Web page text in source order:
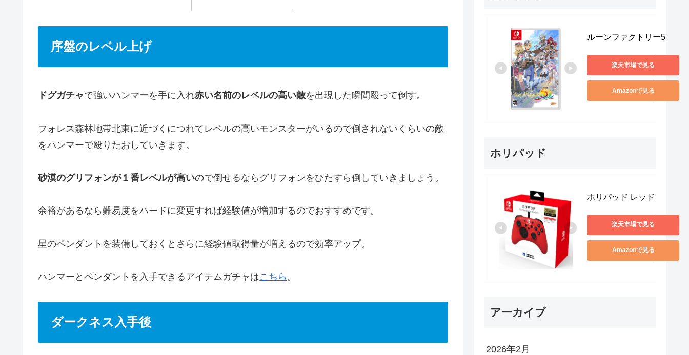
序盤のレベル上げ
ドグガチャで強いハンマーを手に入れ赤い名前のレベルの高い敵を出現した瞬間殴って倒す。
フォレス森林地帯北東に近づくにつれてレベルの高いモンスターがいるので倒されないくらいの敵
をハンマーで殴りたおしていきます。
砂漠のグリフォンが１番レベルが高いので倒せるならグリフォンをひたすら倒していきましょう。
余裕があるなら難易度をハードに変更すれば経験値が増加するのでおすすめです。
星のペンダントを装備しておくとさらに経験値取得量が増えるので効率アップ。
ハンマーとペンダントを入手できるアイテムガチャはこちら 。
ダークネス入手後
ルーンファクトリー5
楽天市場で見る
Amazonで見る
ホリパッド
ホリパッド レッド
楽天市場で見る
Amazonで見る
アーカイブ
2026年2月